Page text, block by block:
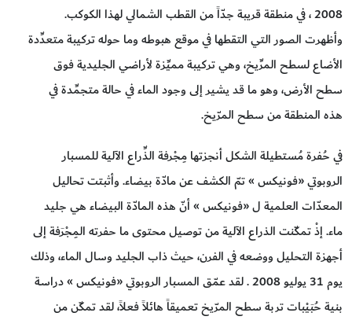
2008 ، في منطقة قريبة جدّاً من القطب الشمالي لهذا الكوكب.
وأظهرت الصور التي التقطها في موقع هبوطه وما حوله تركيبة متعدِّدة
الأضاع لسطح المرِّيخ، وهي تركيبة مميِّزة لأراضي الجليدية فوق
سطح الأرض، وهو ما قد يشير إلى وجود الماء في حالة متجمِّدة في
هذه المنطقة من سطح المرّيخ.
في حُفرة مُستطيلة الشكل أنجزتها مِجْرفة الذِّراع الآلية للمسبار
الروبوتي «فونيكس » تمّ الكشف عن مادّة بيضاء. وأثبتت تحاليل
المعدّات العلمية ل «فونيكس » أنّ هذه المادّة البيضاء هي جليد
ماء. إذْ تمكّنت الذراع الآلية من توصيل محتوى ما حفرته المِجْرَفة إلى
أجهزة التحليل ووضعه في الفرن، حيث ذاب الجليد وسال الماء، وذلك
يوم 31 يوليو 2008 . لقد عمّق المسبار الروبوتي «فونيكس » دراسة
بنية حُبَيْبات تربة سطح المرّيخ تعميقاً هائلاً فعلاً، لقد تمكّن من